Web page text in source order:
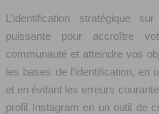
L’identification stratégique
puissante pour accroître
communauté et atteindre vos
les bases de l’identification, en
et en évitant les erreurs
profil Instagram en un outil de